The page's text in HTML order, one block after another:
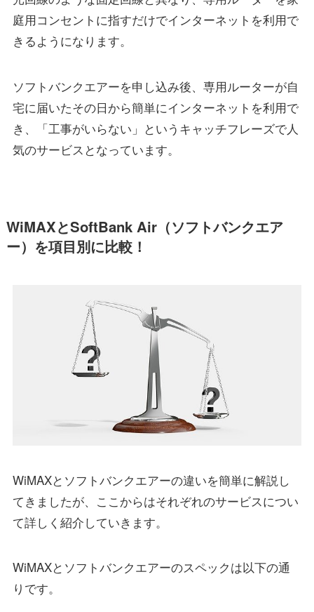
庭用コンセントに指すだけでインターネットを利用で
きるようになります。
ソフトバンクエアーを申し込み後、専用ルーターが自
宅に届いたその日から簡単にインターネットを利用で
き、「工事がいらない」というキャッチフレーズで人
気のサービスとなっています。
WiMAXとSoftBank Air（ソフトバンクエア
ー）を項目別に比較！
WiMAXとソフトバンクエアーの違いを簡単に解説し
てきましたが、ここからはそれぞれのサービスについ
て詳しく紹介していきます。
WiMAXとソフトバンクエアーのスペックは以下の通
りです。